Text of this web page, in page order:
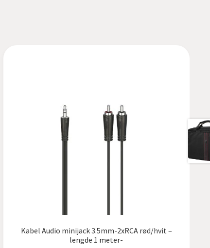
Kabel Audio minijack 3.5mm-2xRCA rød/hvit –
lengde 1 meter-